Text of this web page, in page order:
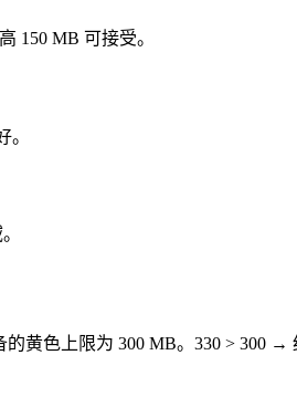
150 MB 可接受。
。
黄色上限为 300 MB。330 > 300